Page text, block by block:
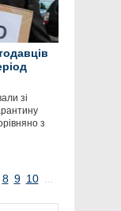
зі
з
8 9 10 ...